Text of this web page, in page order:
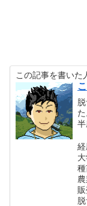
この記事を書いた
た